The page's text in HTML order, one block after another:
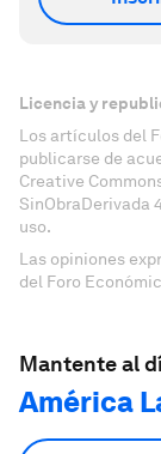
Licencia y
Los artículos del
publicarse de
Creative
SinObraDerivada
uso.
Las opiniones
del Foro
Mantente al
América